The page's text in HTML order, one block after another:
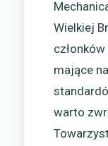
Wielkiej
mające
warto